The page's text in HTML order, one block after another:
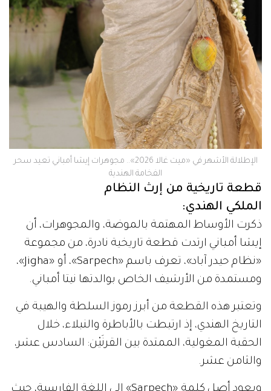
الإطلالة الأشهر في «ميت غالا 2026».. مجوهرات إيشا أمباني تعيد سحر
الفخامة الهندية
قطعة تاريخية من إرث النظام
الملكي الهندي:
ذكرت الأوساط المهتمة بالموضة، والمجوهرات، أن
إيشا أمباني ارتدت قطعة تاريخية نادرة، من مجموعة
«نظام حيدر آباد»، تعرف باسم «Sarpech»، أو «Jigha»،
ومستمدة من الأرشيف الخاص بوالدتها نيتا أمباني.
وتعتبر هذه القطعة من أبرز رموز السلطة والهيبة في
التاريخ الهندي، إذ ارتبطت بالأباطرة والنبلاء، خلال
الحقبة المغولية، الممتدة بين القرنَيْن: السادس عشر،
والثامن عشر.